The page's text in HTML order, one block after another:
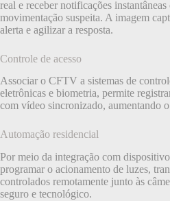
real e receber notificações
movimentação suspeita. A imagem
alerta e agilizar a resposta.
Controle de acesso
Associar o CFTV a sistemas de
eletrônicas e biometria, permite
com vídeo sincronizado, aumentando
Automação residencial
Por meio da integração com
programar o acionamento de luzes,
controlados remotamente junto às
seguro e tecnológico.